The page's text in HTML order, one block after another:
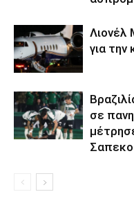
Λιονέλ
για
σε